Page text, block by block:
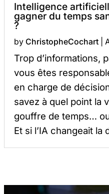
Intelligence
gagner du temps
?
by ChristopheCochart
Trop d’informations,
vous êtes
en charge de
savez à quel point la
gouffre de temps…
Et si l’IA changeait la